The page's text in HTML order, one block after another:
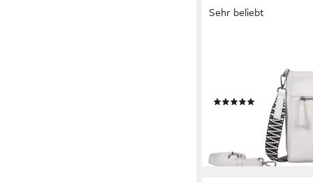
Sehr beliebt
hochwertig gewebte
ein filigranes Logo
(45)
lieferbar - in 1-2